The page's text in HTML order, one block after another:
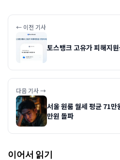
← 이전 기사
토스뱅크 고유가 피해지
다음 기사 →
서울 원룸 월세 평균 71
만원 돌파
이어서 읽기